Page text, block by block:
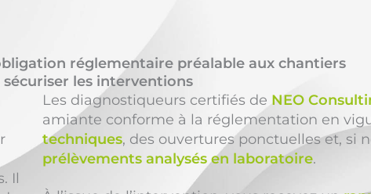
réglementaire préalable aux chantiers
les interventions
Il
Les diagnostiqueurs certifiés de NEO
amiante conforme à la réglementation en
techniques, des ouvertures ponctuelles et, si
prélèvements analysés en laboratoire.